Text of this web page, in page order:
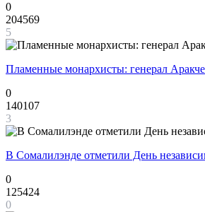
0
204569
5
Пламенные монархисты: генерал
0
140107
3
В Сомалилэнде отметили День
0
125424
0